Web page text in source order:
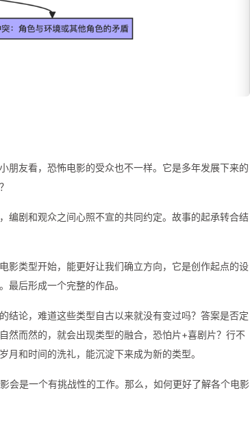
朋友看，恐怖电影的受众也不一样。它是多年发展下来的
编剧和观众之间心照不宣的共同约定。故事的起承转合结
影类型开始，能更好让我们确立方向，它是创作起点的设
最后形成一个完整的作品。
结论，难道这些类型自古以来就没有变过吗？答案是否定
然而然的，就会出现类型的融合，恐怕片+喜剧片？行不
和时间的洗礼，能沉淀下来成为新的类型。
会是一个有挑战性的工作。那么，如何更好了解各个电影